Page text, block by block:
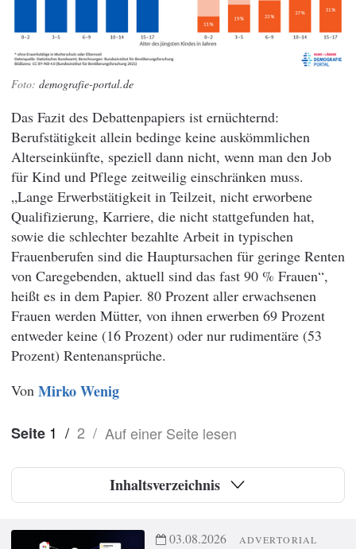
demografie-portal.de
Das Fazit des Debattenpapiers ist ernüchternd:
Berufstätigkeit allein bedinge keine auskömmlichen
Alterseinkünfte, speziell dann nicht, wenn man den Job
für Kind und Pflege zeitweilig einschränken muss.
„Lange Erwerbstätigkeit in Teilzeit, nicht erworbene
Qualifizierung, Karriere, die nicht stattgefunden hat,
sowie die schlechter bezahlte Arbeit in typischen
Frauenberufen sind die Hauptursachen für geringe Renten
von Caregebenden, aktuell sind das fast 90 % Frauen“,
heißt es in dem Papier. 80 Prozent aller erwachsenen
Frauen werden Mütter, von ihnen erwerben 69 Prozent
entweder keine (16 Prozent) oder nur rudimentäre (53
Prozent) Rentenansprüche.
Von Mirko Wenig
Seite 1 / 2 / Auf einer Seite lesen
Inhaltsverzeichnis
03.08.2026 ADVERTORIAL